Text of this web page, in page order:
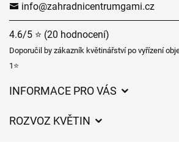
info@zahradnicentrumgami.cz
4.6/5 ⭐ (20 hodnocení)
Doporučil by zákazník květinářství po vyřízení
1⭐
INFORMACE PRO VÁS
ROZVOZ KVĚTIN